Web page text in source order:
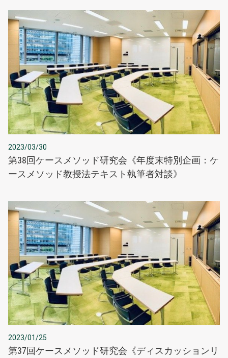
2023/03/30
第38回ケースメソッド研究会《年度末特別企画：ケ
ースメソッド教授法テキスト執筆者対談》
2023/01/25
第37回ケースメソッド研究会《ディスカッションリ